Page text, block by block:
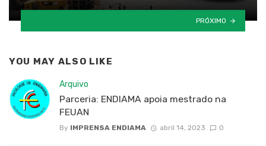
PRÓXIMO
YOU MAY ALSO LIKE
Arquivo
Parceria: ENDIAMA apoia mestrado na
FEUAN
By IMPRENSA ENDIAMA abril 14, 2023 0